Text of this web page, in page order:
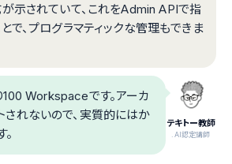
が示されていて、これをAdmin APIで指
で、プログラマティックな管理もできま
テキトー教師
.AI認定講師
Workspaceです。アーカ
されないので、実質的にはか